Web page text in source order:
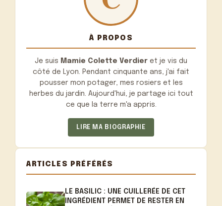
À PROPOS
Je suis Mamie Colette Verdier et je vis du
côté de Lyon. Pendant cinquante ans, j'ai fait
pousser mon potager, mes rosiers et les
herbes du jardin. Aujourd'hui, je partage ici tout
ce que la terre m'a appris.
LIRE MA BIOGRAPHIE
ARTICLES PRÉFÉRÉS
LE BASILIC : UNE CUILLERÉE DE CET
INGRÉDIENT PERMET DE RESTER EN